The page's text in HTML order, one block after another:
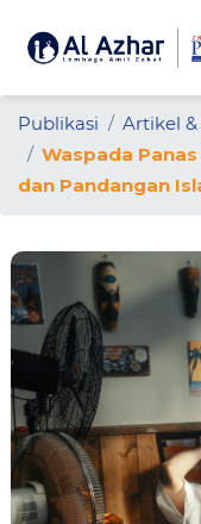
Publikasi
Artikel
Waspada
dan Pandangan